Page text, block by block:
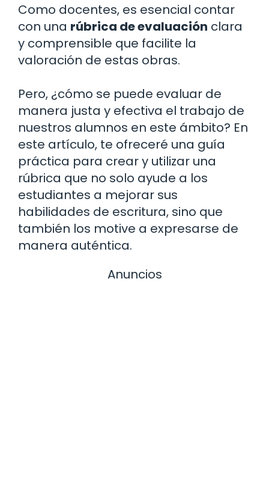
Como docentes, es esencial contar
con una rúbrica de evaluación clara
y comprensible que facilite la
valoración de estas obras.
Pero, ¿cómo se puede evaluar de
manera justa y efectiva el trabajo de
nuestros alumnos en este ámbito? En
este artículo, te ofreceré una guía
práctica para crear y utilizar una
rúbrica que no solo ayude a los
estudiantes a mejorar sus
habilidades de escritura, sino que
también los motive a expresarse de
manera auténtica.
Anuncios